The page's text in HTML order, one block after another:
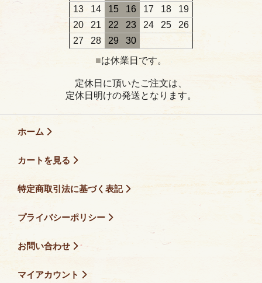
13
14 15 16 17 18
19
20
21 22 23 24 25
26
27
28 29
30
■は休業日です。
定休日に頂いたご注文は、
定休日明けの発送となります。
ホーム
カートを見る
特定商取引法に基づく表記
プライバシーポリシー
お問い合わせ
マイアカウント